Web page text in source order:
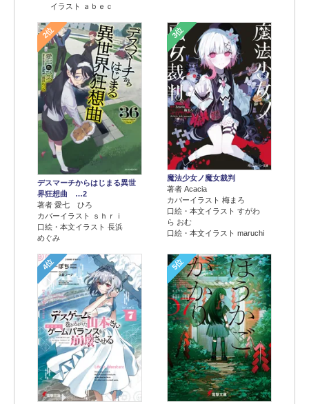
イラスト ａｂｅｃ
2位
デスマーチからはじまる異世
界狂想曲 …2
著者 愛七 ひろ
カバーイラスト ｓｈｒｉ
口絵・本文イラスト 長浜
めぐみ
3位
魔法少女ノ魔女裁判
著者 Acacia
カバーイラスト 梅まろ
口絵・本文イラスト すがわ
ら おむ
口絵・本文イラスト maruchi
4位 5位